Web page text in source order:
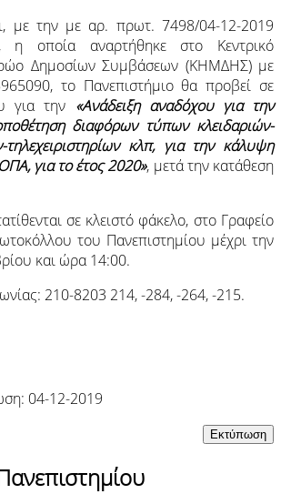
με την με αρ. πρωτ. 7498/04-12-2019
η οποία αναρτήθηκε στο Κεντρικό
Δημοσίων Συμβάσεων (ΚΗΜΔΗΣ) με
το Πανεπιστήμιο θα προβεί σε
για την «Ανάδειξη αναδόχου για την
διαφόρων τύπων κλειδαριών-
τηλεχειριστηρίων κλπ, για την κάλυψη
για το έτος 2020», μετά την κατάθεση
σε κλειστό φάκελο, στο Γραφείο
του Πανεπιστημίου μέχρι την
και ώρα 14:00.
210-8203 214, -284, -264, -215.
04-12-2019